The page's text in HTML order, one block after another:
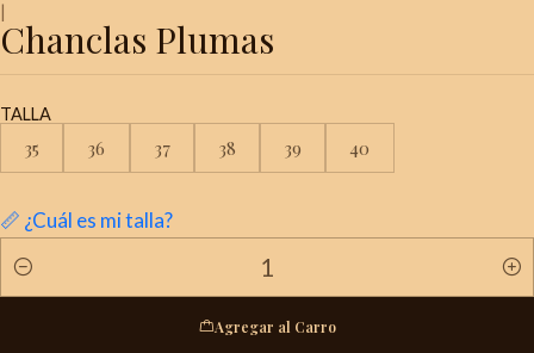
|
Chanclas Plumas
TALLA
35 36 37 38 39 40
📏 ¿Cuál es mi talla?
Cantidad
Agregar al Carro